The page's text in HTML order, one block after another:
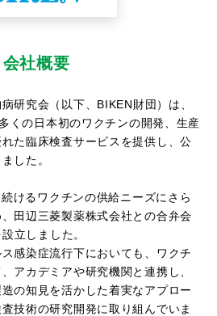
会社概要
研究会（以下、BIKEN財団）は、
くの日本初のワクチンの開発、生産
た臨床検査サービスを提供し、公
した。
けるワクチンの供給ニーズにさら
田辺三菱製薬株式会社との合弁会
立しました。
感染症流行下においても、ワクチ
アカデミアや研究機関と連携し、
の知見を活かした着実なアプロー
技術の研究開発に取り組んでいま